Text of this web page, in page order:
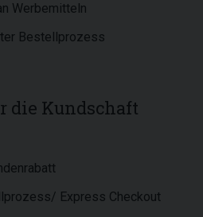
Werbemitteln
Bestellprozess
die Kundschaft
Express Checkout